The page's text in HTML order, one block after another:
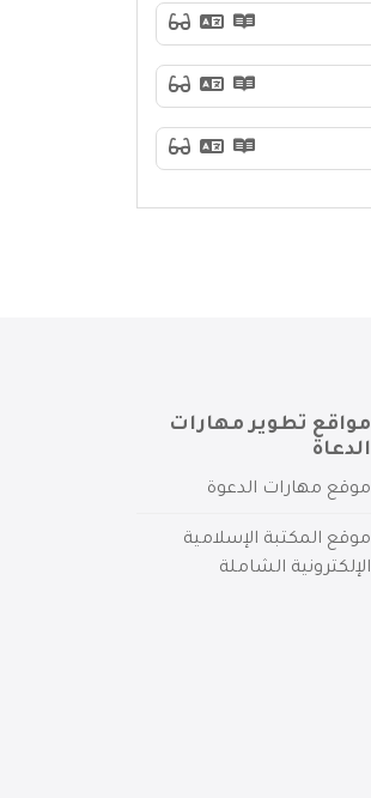
مواقع تطوير مهارات
الدعاة
موقع مهارات الدعوة
موقع المكتبة الإسلامية
الإلكترونية الشاملة